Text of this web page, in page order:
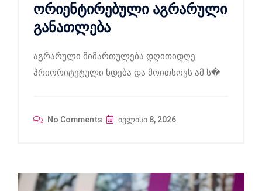
ორიენტირებული აგრარული
განათლება
აგრარული მიმართულება დღითიდღე
პრიორიტეტული ხდება და მოითხოვს ამ ს�
No Comments ივლისი 8, 2026